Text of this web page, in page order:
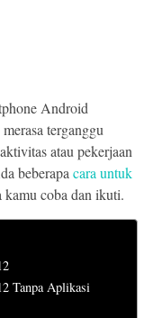
Android
terganggu
atau pekerjaan
beberapa cara untuk
kamu coba dan ikuti.
Tanpa Aplikasi